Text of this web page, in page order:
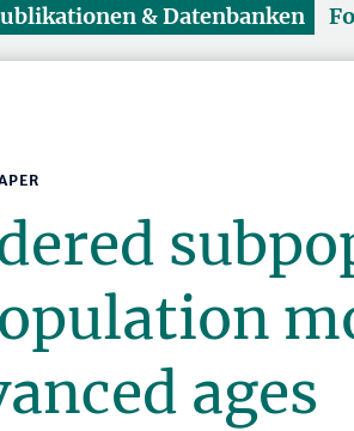
& Datenbanken
ages